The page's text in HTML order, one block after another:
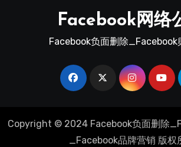
Facebook网络
Facebook负面删除_Facebook
Copyright © 2024 Facebook负面删除
_Facebook品牌营销 版权